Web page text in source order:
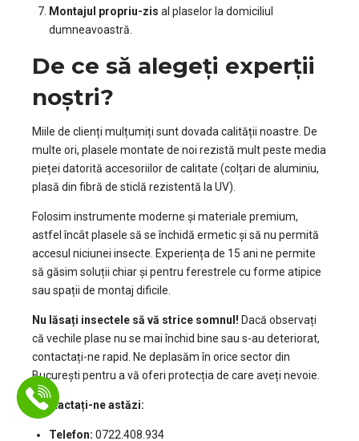
Montajul propriu-zis al plaselor la domiciliul
dumneavoastră.
De ce să alegeți experții
noștri?
Miile de clienți mulțumiți sunt dovada calității noastre. De
multe ori, plasele montate de noi rezistă mult peste media
pieței datorită accesoriilor de calitate (colțari de aluminiu,
plasă din fibră de sticlă rezistentă la UV).
Folosim instrumente moderne și materiale premium,
astfel încât plasele să se închidă ermetic și să nu permită
accesul niciunei insecte. Experiența de 15 ani ne permite
să găsim soluții chiar și pentru ferestrele cu forme atipice
sau spații de montaj dificile.
Nu lăsați insectele să vă strice somnul! Dacă observați
că vechile plase nu se mai închid bine sau s-au deteriorat,
contactați-ne rapid. Ne deplasăm în orice sector din
București pentru a vă oferi protecția de care aveți nevoie.
Contactați-ne astăzi:
Telefon: 0722.408.934